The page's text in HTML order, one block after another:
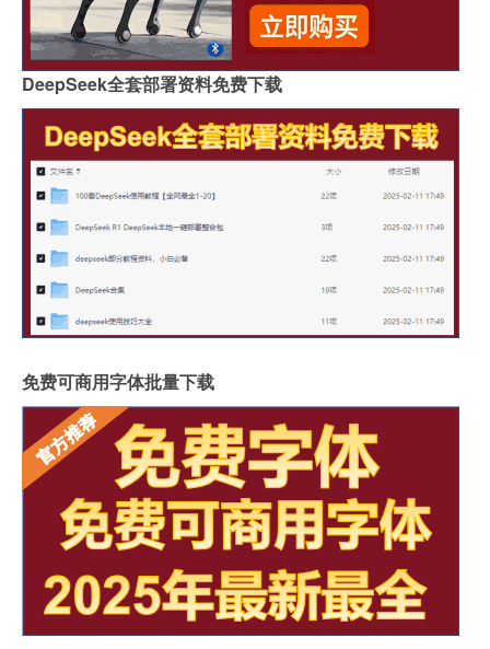
DeepSeek全套部署资料免费下载
免费可商用字体批量下载